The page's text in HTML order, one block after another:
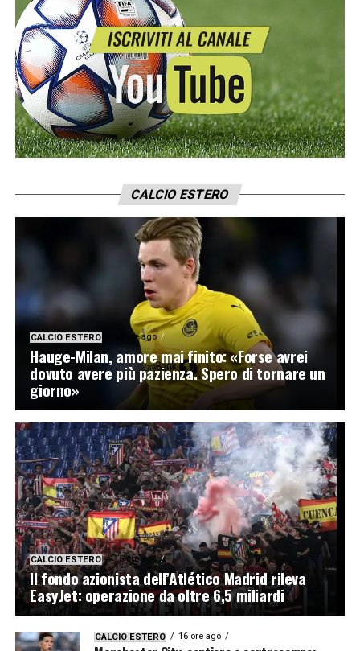
CALCIO ESTERO
CALCIO ESTERO 11 ore ago
Hauge-Milan, amore mai finito: «Forse avrei
dovuto avere più pazienza. Spero di tornare un
giorno»
CALCIO ESTERO 15 ore ago
Il fondo azionista dell’Atlético Madrid rileva
EasyJet: operazione da oltre 6,5 miliardi
CALCIO ESTERO 16 ore ago